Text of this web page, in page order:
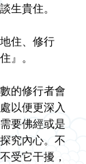
生貴住。
住、修行
』。
的修行者會
以便更深入
要佛經或是
究內心。不
受它干擾，